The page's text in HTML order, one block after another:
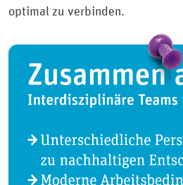
optimal zu verbinden.